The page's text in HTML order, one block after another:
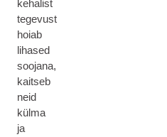
kehalist
tegevust
hoiab
lihased
soojana,
kaitseb
neid
külma
ja